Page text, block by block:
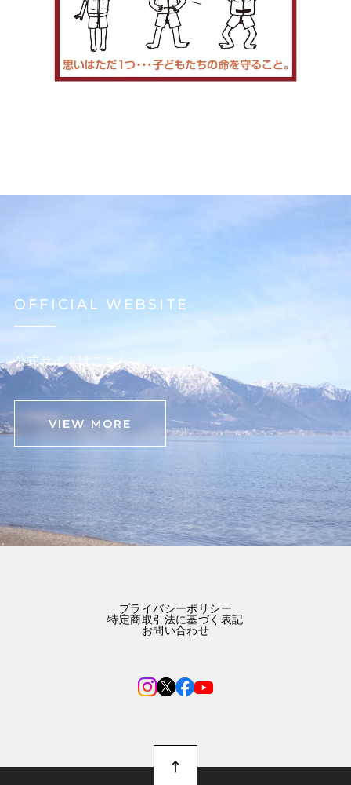
OFFICIAL WEBSITE
公式サイトはこちら
VIEW MORE
プライバシーポリシー
特定商取引法に基づく表記
お問い合わせ